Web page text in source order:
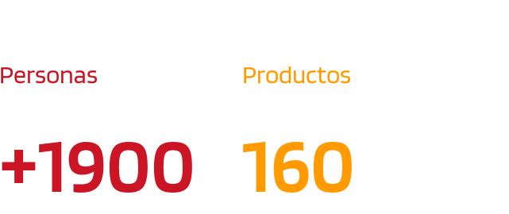
Personas
+1900
Productos
160